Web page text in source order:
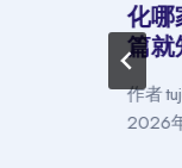
化哪
篇就
作者
2026